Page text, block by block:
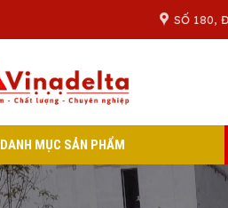
SỐ 180,
DANH MỤC SẢN PHẨM